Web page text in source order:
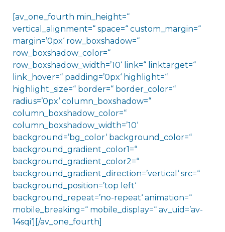
[av_one_fourth min_height=“
vertical_alignment=“ space=“ custom_margin=“
margin=’0px‘ row_boxshadow=“
row_boxshadow_color=“
row_boxshadow_width=’10‘ link=“ linktarget=“
link_hover=“ padding=’0px‘ highlight=“
highlight_size=“ border=“ border_color=“
radius=’0px‘ column_boxshadow=“
column_boxshadow_color=“
column_boxshadow_width=’10‘
background=’bg_color‘ background_color=“
background_gradient_color1=“
background_gradient_color2=“
background_gradient_direction=’vertical‘ src=“
background_position=’top left‘
background_repeat=’no-repeat‘ animation=“
mobile_breaking=“ mobile_display=“ av_uid=’av-
14sqi‘][/av_one_fourth]